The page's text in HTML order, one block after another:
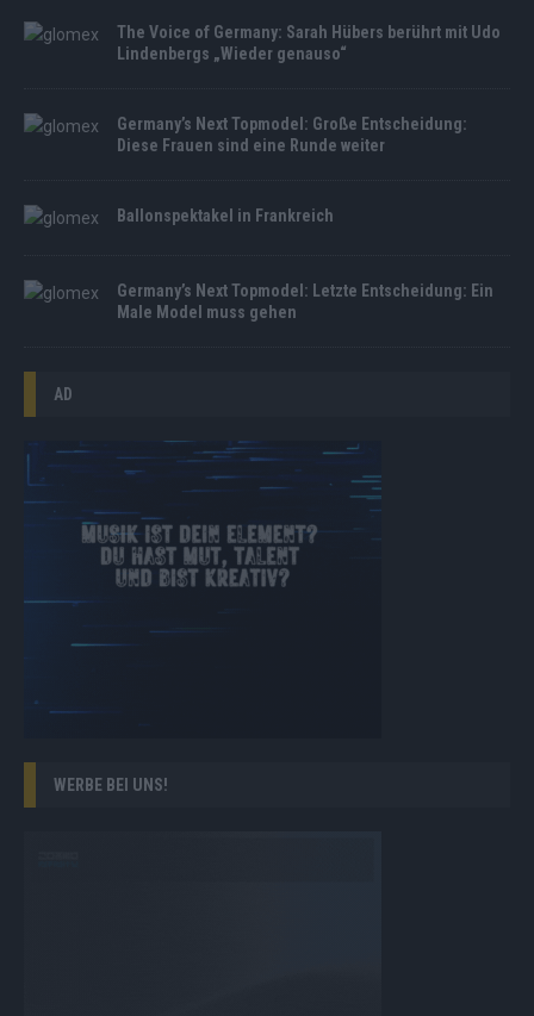
The Voice of Germany: Sarah Hübers berührt mit Udo
Lindenbergs „Wieder genauso“
Germany’s Next Topmodel: Große Entscheidung:
Diese Frauen sind eine Runde weiter
Ballonspektakel in Frankreich
Germany’s Next Topmodel: Letzte Entscheidung: Ein
Male Model muss gehen
AD
WERBE BEI UNS!